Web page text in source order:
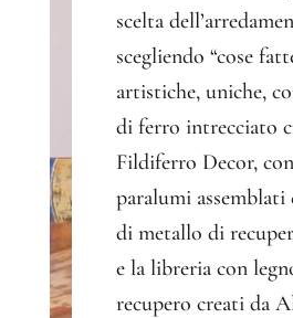
scelta
scegliendo “cose
artistiche, uniche,
di ferro intrecciato
Fildiferro Decor,
paralumi assemblati
di metallo di
e la libreria con
recupero creati da